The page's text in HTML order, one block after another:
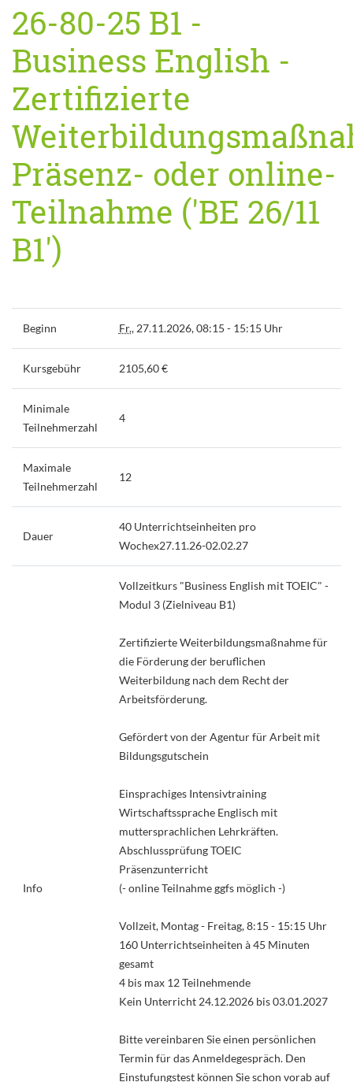
26-80-25 B1 -
Business English -
Zertifizierte
Präsenz- oder online-
Teilnahme ('BE 26/11
B1')
Beginn Fr., 27.11.2026, 08:15 - 15:15 Uhr
Kursgebühr 2105,60 €
Minimale
Teilnehmerzahl
4
Maximale
Teilnehmerzahl
12
Dauer
40 Unterrichtseinheiten pro
Wochex27.11.26-02.02.27
Info
Vollzeitkurs "Business English mit TOEIC" -
Modul 3 (Zielniveau B1)
Zertifizierte Weiterbildungsmaßnahme für
die Förderung der beruflichen
Weiterbildung nach dem Recht der
Arbeitsförderung.
Gefördert von der Agentur für Arbeit mit
Bildungsgutschein
Einsprachiges Intensivtraining
Wirtschaftssprache Englisch mit
muttersprachlichen Lehrkräften.
Abschlussprüfung TOEIC
Präsenzunterricht
(- online Teilnahme ggfs möglich -)
Vollzeit, Montag - Freitag, 8:15 - 15:15 Uhr
160 Unterrichtseinheiten à 45 Minuten
gesamt
4 bis max 12 Teilnehmende
Kein Unterricht 24.12.2026 bis 03.01.2027
Bitte vereinbaren Sie einen persönlichen
Termin für das Anmeldegespräch. Den
Einstufungstest können Sie schon vorab auf